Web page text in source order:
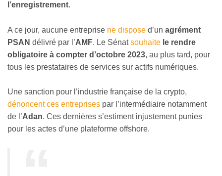
l’enregistrement.
A ce jour, aucune entreprise ne dispose d’un agrément
PSAN délivré par l’AMF. Le Sénatsouhaite le rendre
obligatoire à compter d’octobre 2023, au plus tard, pour
tous les prestataires de services sur actifs numériques.
Une sanction pour l’industrie française de la crypto,
dénoncent ces entreprises par l’intermédiaire notamment
de l’Adan. Ces dernières s’estiment injustement punies
pour les actes d’une plateforme offshore.